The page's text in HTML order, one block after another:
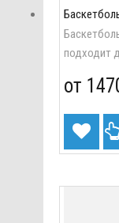
подходит
от